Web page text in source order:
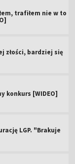
trafiłem nie w to
złości, bardziej się
konkurs [WIDEO]
LGP. "Brakuje